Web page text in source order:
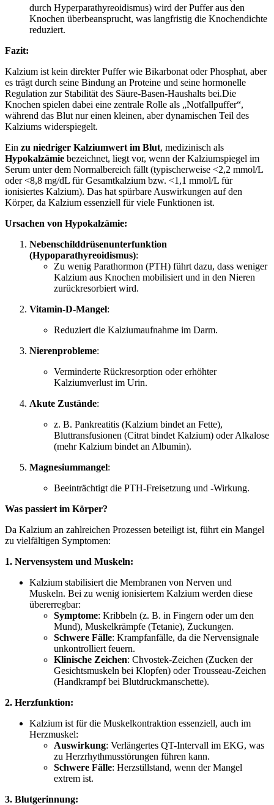
durch Hyperparathyreoidismus) wird der Puffer aus den
Knochen überbeansprucht, was langfristig die Knochendichte
reduziert.
Fazit:
Kalzium ist kein direkter Puffer wie Bikarbonat oder Phosphat, aber
es trägt durch seine Bindung an Proteine und seine hormonelle
Regulation zur Stabilität des Säure-Basen-Haushalts bei.Die
Knochen spielen dabei eine zentrale Rolle als „Notfallpuffer“,
während das Blut nur einen kleinen, aber dynamischen Teil des
Kalziums widerspiegelt.
Ein zu niedriger Kalziumwert im Blut, medizinisch als
Hypokalzämie bezeichnet, liegt vor, wenn der Kalziumspiegel im
Serum unter dem Normalbereich fällt (typischerweise <2,2 mmol/L
oder <8,8 mg/dL für Gesamtkalzium bzw. <1,1 mmol/L für
ionisiertes Kalzium). Das hat spürbare Auswirkungen auf den
Körper, da Kalzium essenziell für viele Funktionen ist.
Ursachen von Hypokalzämie:
Nebenschilddrüsenunterfunktion
(Hypoparathyreoidismus):
Zu wenig Parathormon (PTH) führt dazu, dass weniger
Kalzium aus Knochen mobilisiert und in den Nieren
zurückresorbiert wird.
Vitamin-D-Mangel:
Reduziert die Kalziumaufnahme im Darm.
Nierenprobleme:
Verminderte Rückresorption oder erhöhter
Kalziumverlust im Urin.
Akute Zustände:
z. B. Pankreatitis (Kalzium bindet an Fette),
Bluttransfusionen (Citrat bindet Kalzium) oder Alkalose
(mehr Kalzium bindet an Albumin).
Magnesiummangel:
Beeinträchtigt die PTH-Freisetzung und -Wirkung.
Was passiert im Körper?
Da Kalzium an zahlreichen Prozessen beteiligt ist, führt ein Mangel
zu vielfältigen Symptomen:
1. Nervensystem und Muskeln:
Kalzium stabilisiert die Membranen von Nerven und
Muskeln. Bei zu wenig ionisiertem Kalzium werden diese
übererregbar:
Symptome: Kribbeln (z. B. in Fingern oder um den
Mund), Muskelkrämpfe (Tetanie), Zuckungen.
Schwere Fälle: Krampfanfälle, da die Nervensignale
unkontrolliert feuern.
Klinische Zeichen: Chvostek-Zeichen (Zucken der
Gesichtsmuskeln bei Klopfen) oder Trousseau-Zeichen
(Handkrampf bei Blutdruckmanschette).
2. Herzfunktion:
Kalzium ist für die Muskelkontraktion essenziell, auch im
Herzmuskel:
Auswirkung: Verlängertes QT-Intervall im EKG, was
zu Herzrhythmusstörungen führen kann.
Schwere Fälle: Herzstillstand, wenn der Mangel
extrem ist.
3. Blutgerinnung: